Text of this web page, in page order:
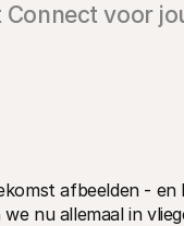
voor
afbeelden -
nu allemaal in